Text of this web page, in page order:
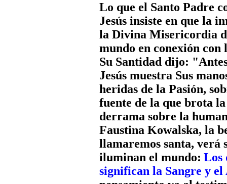
Lo que el Santo Padre
Jesús insiste en que la
la Divina Misericordia
mundo en conexión con
Su Santidad dijo:
Jesús muestra Sus
heridas de la Pasión,
fuente de la que brota
derrama sobre la
Faustina Kowalska, la
llamaremos santa, verá
iluminan el mundo: Los
significan la Sangre y el